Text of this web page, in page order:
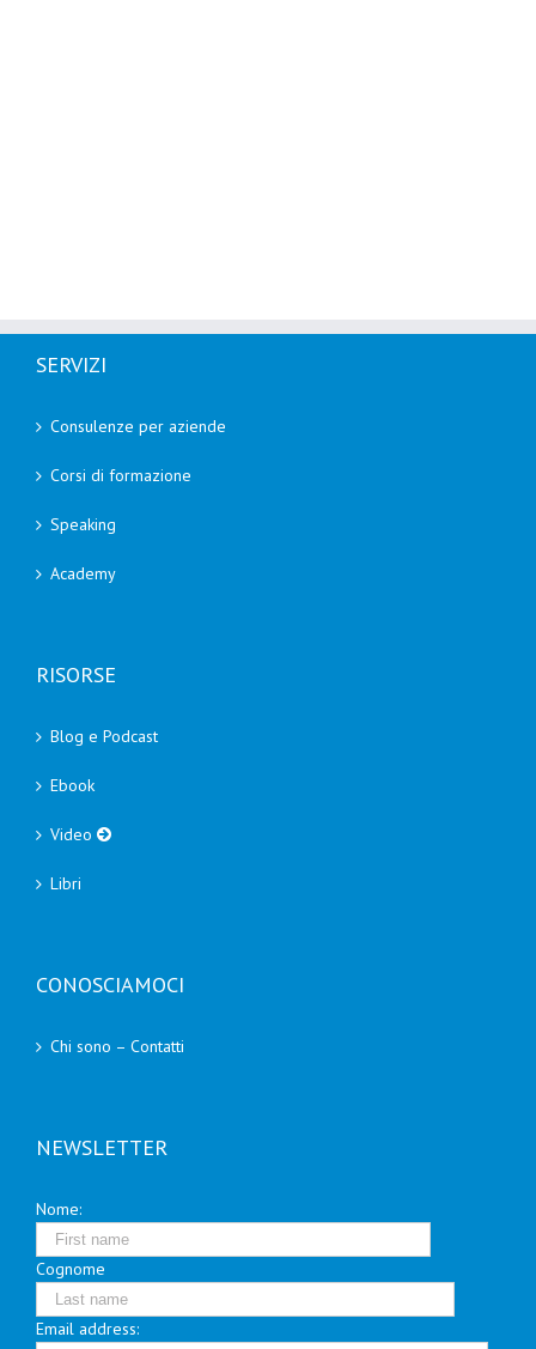
SERVIZI
Consulenze per aziende
Corsi di formazione
Speaking
Academy
RISORSE
Blog e Podcast
Ebook
Video
Libri
CONOSCIAMOCI
Chi sono – Contatti
NEWSLETTER
Nome:
Cognome
Email address: